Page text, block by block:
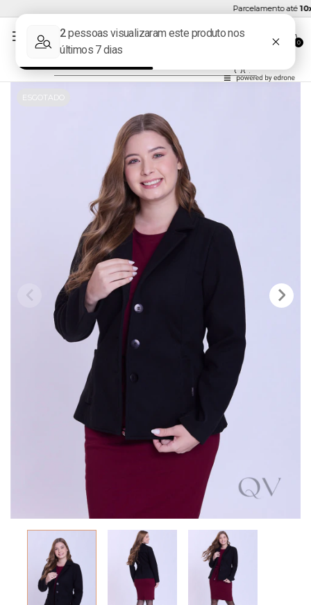
Parcelamento até10x
0
ESGOTADO